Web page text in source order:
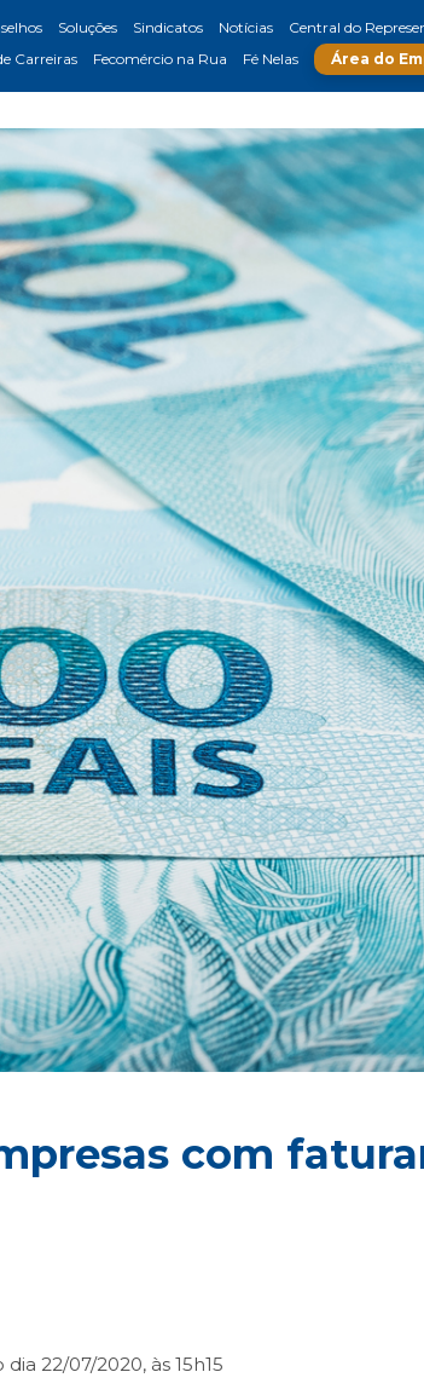
Soluções Sindicatos Notícias Central do
Carreiras Fecomércio na Rua Fé Nelas Área do
com
22/07/2020, às 15h15